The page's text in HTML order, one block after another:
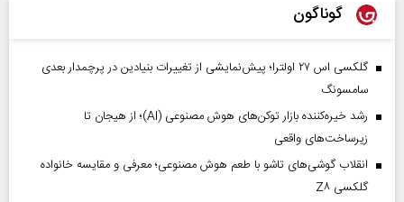
گوناگون
گلکسی اس ۲۷ اولترا؛ پیش‌نمایشی از تغییرات بنیادین در پرچمدار بعدی
سامسونگ
رشد خیره‌کننده بازار توکن‌های هوش مصنوعی (AI)؛ از هیجان تا
زیرساخت‌های واقعی
انقلاب گوشی‌های تاشو‌ با طعم هوش مصنوعی؛ معرفی و مقایسه خانواده
گلکسی Z۸